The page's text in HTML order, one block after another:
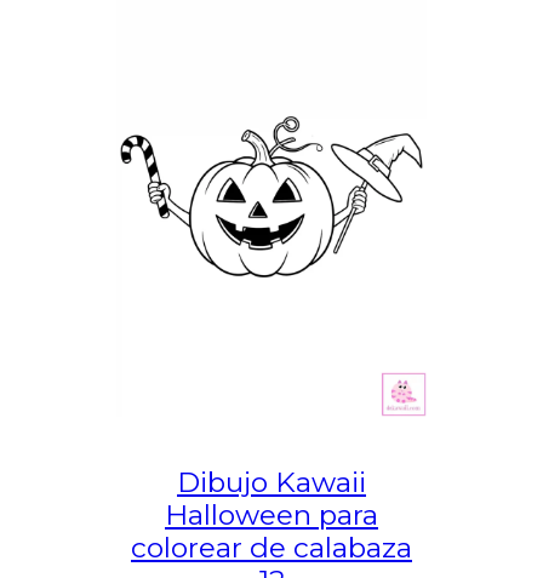
Dibujo Kawaii
Halloween para
colorear de calabaza